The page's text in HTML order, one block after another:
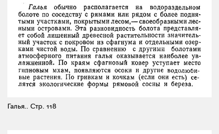
Галья.. Стр. 118